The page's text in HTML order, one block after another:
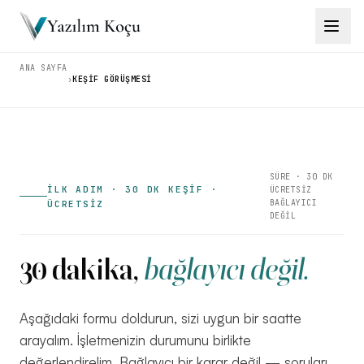
Çözümler →
İçgörüler→
İletişim
ANA SAYFA
›KEŞIF GÖRÜŞMESI
İLK ADIM · 30 DK KEŞİF ·
ÜCRETSİZ
SÜRE · 30 DK
ÜCRETSİZ
BAĞLAYICI
DEĞİL
30 dakika,bağlayıcı değil.
Aşağıdaki formu doldurun, sizi uygun bir saatte
arayalım. İşletmenizin durumunu birlikte